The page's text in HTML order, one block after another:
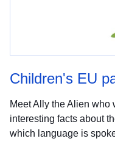
Children's EU
Meet Ally the Alien
interesting facts about
which language is